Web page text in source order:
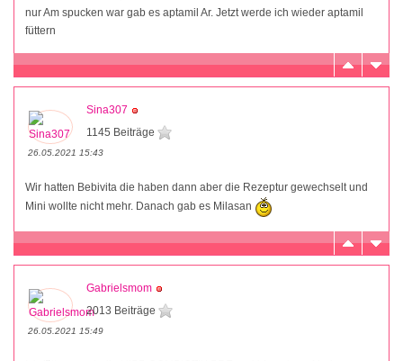
nur Am spucken war gab es aptamil Ar. Jetzt werde ich wieder aptamil
füttern
Sina307
1145 Beiträge
26.05.2021 15:43
Wir hatten Bebivita die haben dann aber die Rezeptur gewechselt und
Mini wollte nicht mehr. Danach gab es Milasan
Gabrielsmom
2013 Beiträge
26.05.2021 15:49